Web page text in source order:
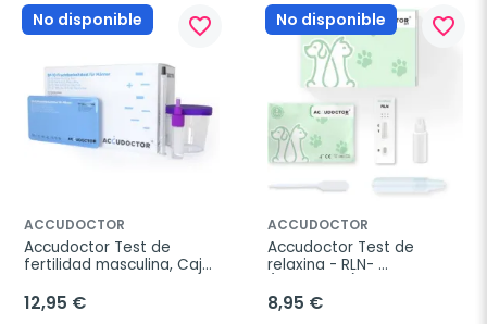
No disponible favorite_border
ACCUDOCTOR
Accudoctor Test de
fertilidad masculina, Caja
12,95 €
No disponible favorite_border
ACCUDOCTOR
Accudoctor Test de
relaxina - RLN-
2 test
8,95 €